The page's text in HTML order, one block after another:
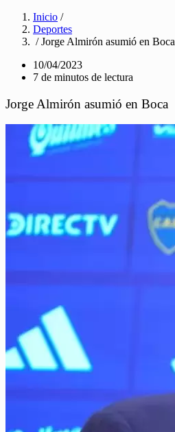
Inicio /
Deportes
/ Jorge Almirón asumió en Boca
10/04/2023
7 de minutos de lectura
Jorge Almirón asumió en Boca